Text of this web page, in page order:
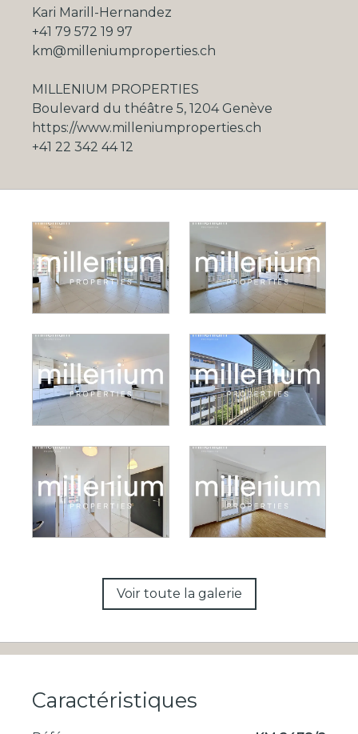
Kari Marill-Hernandez
+41 79 572 19 97
km@milleniumproperties.ch
MILLENIUM PROPERTIES
Boulevard du théâtre 5, 1204 Genève
https://www.milleniumproperties.ch
+41 22 342 44 12
Voir toute la galerie
Caractéristiques